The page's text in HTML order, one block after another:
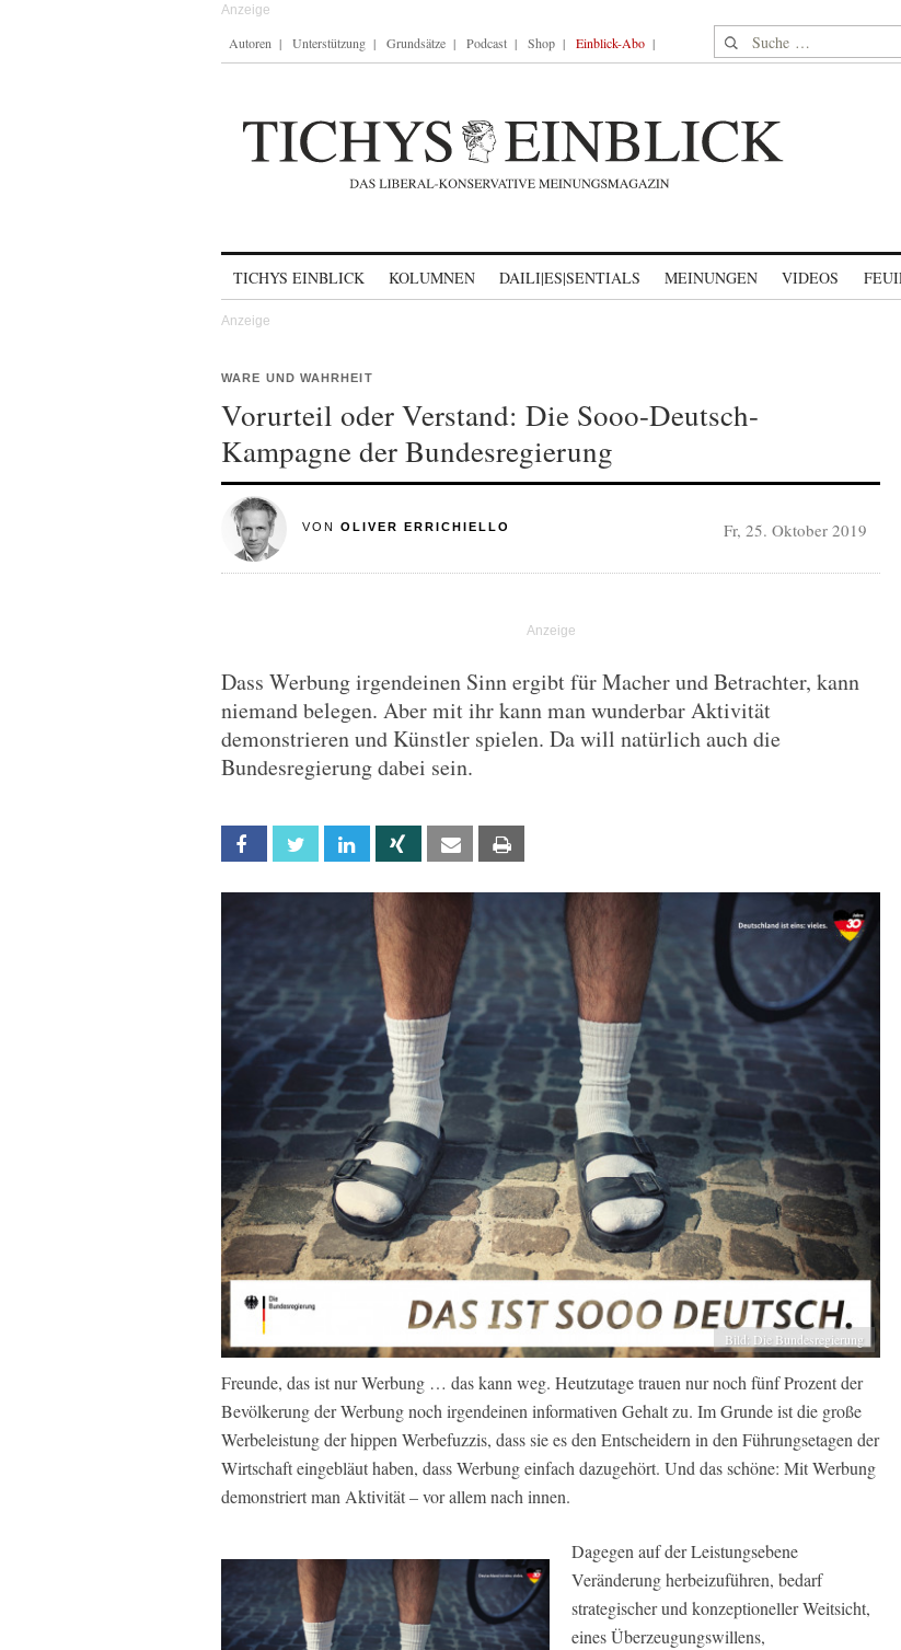
Autoren Unterstützung Grundsätze Podcast Shop Einblick-Abo Suche nach:
TICHYS EINBLICK KOLUMNEN DAILI|ES|SENTIALS MEINUNGEN VIDEOS
WARE UND WAHRHEIT
Vorurteil oder Verstand: Die Sooo-Deutsch-
Kampagne der Bundesregierung
VON OLIVER ERRICHIELLO Fr, 25. Oktober 2019
Dass Werbung irgendeinen Sinn ergibt für Macher und Betrachter, kann
niemand belegen. Aber mit ihr kann man wunderbar Aktivität
demonstrieren und Künstler spielen. Da will natürlich auch die
Bundesregierung dabei sein.
Facebook Twitter Linkedin Xing Email
Bild: Die Bundesregierung
Freunde, das ist nur Werbung … das kann weg. Heutzutage trauen nur noch fünf Prozent der
Bevölkerung der Werbung noch irgendeinen informativen Gehalt zu. Im Grunde ist die große
Werbeleistung der hippen Werbefuzzis, dass sie es den Entscheidern in den Führungsetagen der
Wirtschaft eingebläut haben, dass Werbung einfach dazugehört. Und das schöne: Mit Werbung
demonstriert man Aktivität – vor allem nach innen.
Dagegen auf der Leistungsebene
Veränderung herbeizuführen, bedarf
strategischer und konzeptioneller Weitsicht,
eines Überzeugungswillens,